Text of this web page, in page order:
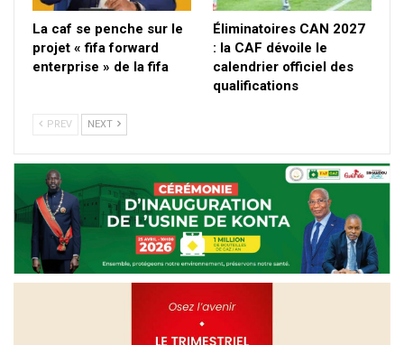
La caf se penche sur le
projet « fifa forward
enterprise » de la fifa
Éliminatoires CAN 2027
: la CAF dévoile le
calendrier officiel des
qualifications
PREV NEXT